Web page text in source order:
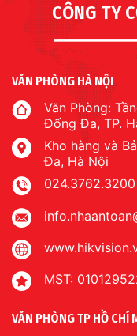
CÔNG TY
VĂN PHÒNG HÀ NỘI
Văn Phòng:
Đống Đa, TP.
Kho hàng và
Đa, Hà Nội
024.3762.3200
MST:
VĂN PHÒNG TP HỒ CHÍ